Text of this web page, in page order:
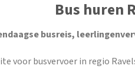
Bus huren
busreis,
voor busvervoer in regio